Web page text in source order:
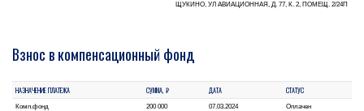
ЩУКИНО, УЛ АВИАЦИОННАЯ, Д. 77, К. 2, ПОМЕЩ. 2/24П
Взнос в компенсационный фонд
НАЗНАЧЕНИЕ ПЛАТЕЖА СУММА, ₽ ДАТА СТАТУС
Комп.фонд 200 000 07.03.2024 Оплачен